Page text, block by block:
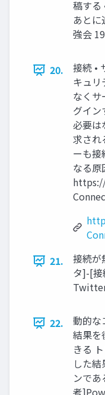
稿する
あと
強会 19
20.
接続 •
キュリ
なくサ
グイン
必要は
求され
ーも
なる
21.
接続が
タ]-[接
22.
動的な
結果を
きる
した
ンであ